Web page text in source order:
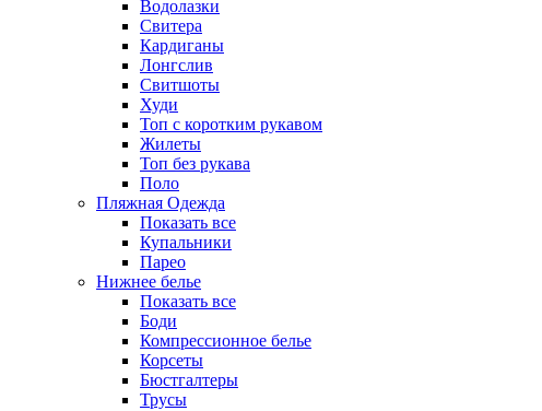
Водолазки
Свитера
Кардиганы
Лонгслив
Свитшоты
Худи
Топ с коротким рукавом
Жилеты
Топ без рукава
Поло
Пляжная Одежда
Показать все
Купальники
Парео
Нижнее белье
Показать все
Боди
Компрессионное белье
Корсеты
Бюстгалтеры
Трусы